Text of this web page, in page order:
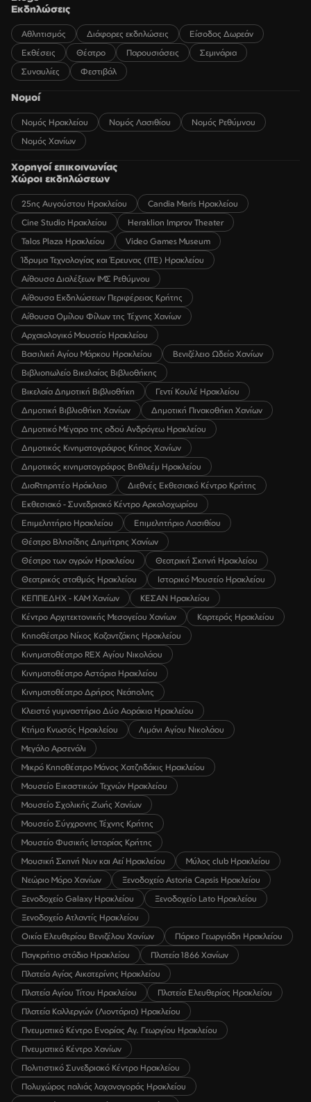
Εκδηλώσεις
Αθλητισμός Διάφορες εκδηλώσεις
Είσοδος Δωρεάν
Εκθέσεις
Θέατρο Παρουσιάσεις
Σεμινάρια
Συναυλίες
Φεστιβάλ
Νομοί
Νομός Ηρακλείου Νομός Λασιθίου
Νομός Ρεθύμνου
Νομός Χανίων
Χορηγοί επικοινωνίας
Χώροι εκδηλώσεων
25ης Αυγούστου Ηρακλείου
Candia Maris Ηρακλείου
Cine Studio Ηρακλείου
Heraklion Improv Theater
Talos Plaza Ηρακλείου
Video Games Museum
Ίδρυμα Τεχνολογίας και Έρευνας (ΙΤΕ) Ηρακλείου
Αίθουσα Διαλέξεων ΙΜΣ Ρεθύμνου
Αίθουσα Εκδηλώσεων Περιφέρειας Κρήτης
Αίθουσα Ομίλου Φίλων της Τέχνης Χανίων
Αρχαιολογικό Μουσείο Ηρακλείου
Βασιλική Αγίου Μάρκου Ηρακλείου
Βενιζέλειο Ωδείο Χανίων
Βιβλιοπωλείο Βικελαίας Βιβλιοθήκης
Βικελαία Δημοτική Βιβλιοθήκη
Γεντί Κουλέ Ηρακλείου
Δημοτική Βιβλιοθήκη Χανίων
Δημοτική Πινακοθήκη Χανίων
Δημοτικό Μέγαρο της οδού Ανδρόγεω Ηρακλείου
Δημοτικός Κινηματογράφος Κήπος Χανίων
Δημοτικός κινηματογράφος Βηθλεέμ Ηρακλείου
ΔιαRτηρητέο Ηράκλειο
Διεθνές Εκθεσιακό Κέντρο Κρήτης
Εκθεσιακό - Συνεδριακό Κέντρο Αρκαλοχωρίου
Επιμελητήριο Ηρακλείου
Επιμελητήριο Λασιθίου
Θέατρο Βλησίδης Δημήτρης Χανίων
Θέατρο των αγρών Ηρακλείου
Θεατρική Σκηνή Ηρακλείου
Θεατρικός σταθμός Ηρακλείου
Ιστορικό Μουσείο Ηρακλείου
ΚΕΠΠΕΔΗΧ - ΚΑΜ Χανίων
ΚΕΣΑΝ Ηρακλείου
Κέντρο Αρχιτεκτονικής Μεσογείου Χανίων
Καρτερός Ηρακλείου
Κηποθέατρο Νίκος Καζαντζάκης Ηρακλείου
Κινηματοθέατρο REX Αγίου Νικολάου
Κινηματοθέατρο Αστόρια Ηρακλείου
Κινηματοθέατρο Δρήρος Νεάπολης
Κλειστό γυμναστήριο Δύο Αοράκια Ηρακλείου
Κτήμα Κνωσός Ηρακλείου
Λιμάνι Αγίου Νικολάου
Μεγάλο Αρσενάλι
Μικρό Κηποθέατρο Μάνος Χατζηδάκις Ηρακλείου
Μουσείο Εικαστικών Τεχνών Ηρακλείου
Μουσείο Σχολικής Ζωής Χανίων
Μουσείο Σύγχρονης Τέχνης Κρήτης
Μουσείο Φυσικής Ιστορίας Κρήτης
Μουσική Σκηνή Νυν και Αεί Ηρακλείου
Μύλος club Ηρακλείου
Νεώριο Μόρο Χανίων
Ξενοδοχείο Astoria Capsis Ηρακλείου
Ξενοδοχείο Galaxy Ηρακλείου
Ξενοδοχείο Lato Ηρακλείου
Ξενοδοχείο Ατλαντίς Ηρακλείου
Οικία Ελευθερίου Βενιζέλου Χανίων
Πάρκο Γεωργιάδη Ηρακλείου
Παγκρήτιο στάδιο Ηρακλείου
Πλατεία 1866 Χανίων
Πλατεία Αγίας Αικατερίνης Ηρακλείου
Πλατεία Αγίου Τίτου Ηρακλείου
Πλατεία Ελευθερίας Ηρακλείου
Πλατεία Καλλεργών (Λιοντάρια) Ηρακλείου
Πνευματικό Κέντρο Ενορίας Αγ. Γεωργίου Ηρακλείου
Πνευματικό Κέντρο Χανίων
Πολιτιστικό Συνεδριακό Κέντρο Ηρακλείου
Πολυχώρος παλιάς λαχαναγοράς Ηρακλείου